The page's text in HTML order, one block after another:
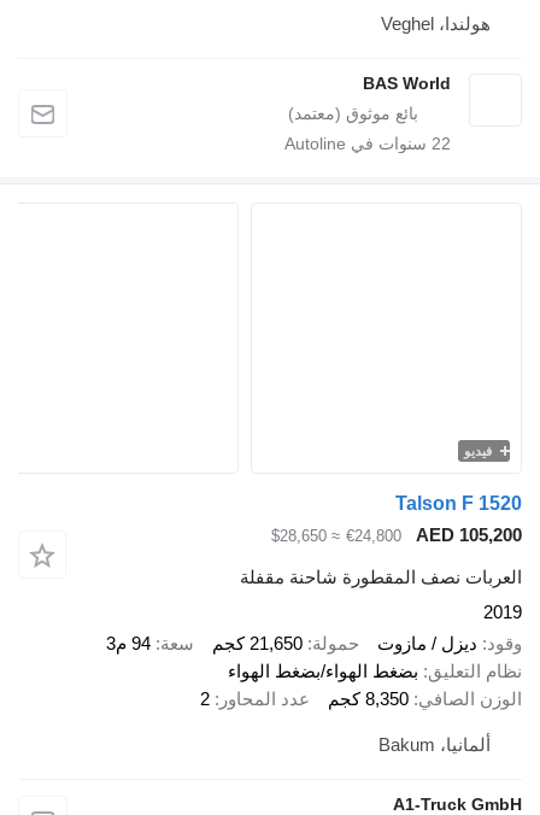
هولندا، Veghel
BAS World
سنوات في Autoline
فيديو
Talson F
AED
€24,800
≈ $28,650
نصف المقطورة شاحنة مقفلة
ديزل / مازوت حمولة 21,650 كجم سعة
94 م3
التعليق بضغط الهواء/بضغط الهواء
الصافي 8,350 كجم عدد المحاور 2
ألمانيا، Bakum
A1-Truck